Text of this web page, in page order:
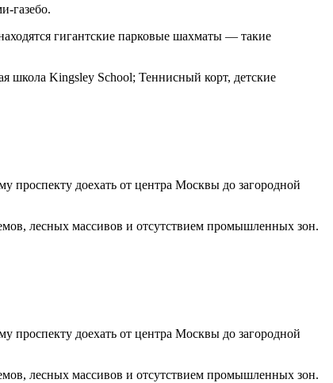
газебо.
гигантские парковые шахматы — такие
Kingsley School; Теннисный корт, детские
проспекту доехать от центра Москвы до загородной
лесных массивов и отсутствием промышленных зон.
проспекту доехать от центра Москвы до загородной
лесных массивов и отсутствием промышленных зон.